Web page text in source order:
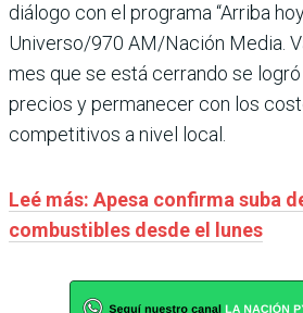
diálogo con el programa “Arriba
Universo/970 AM/Nación Media.
mes que se está cerrando se
precios y permanecer con los
competitivos a nivel local.
Leé más: Apesa confirma suba
combustibles desde el lunes